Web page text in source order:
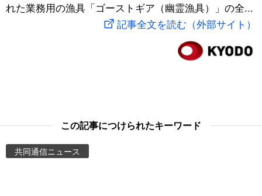
文化
動画/Live
れた業務用の漁具「ゴーストギア（幽霊漁具）」の全...
記事全文を読む（外部サイト）
この記事につけられたキーワード
共同通信ニュース